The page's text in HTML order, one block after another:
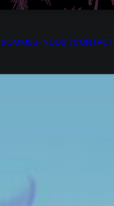
NOUS ?CONTACT